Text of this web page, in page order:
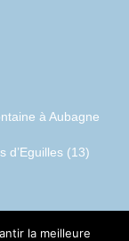
à Aubagne
d’Eguilles (13)
la meilleure